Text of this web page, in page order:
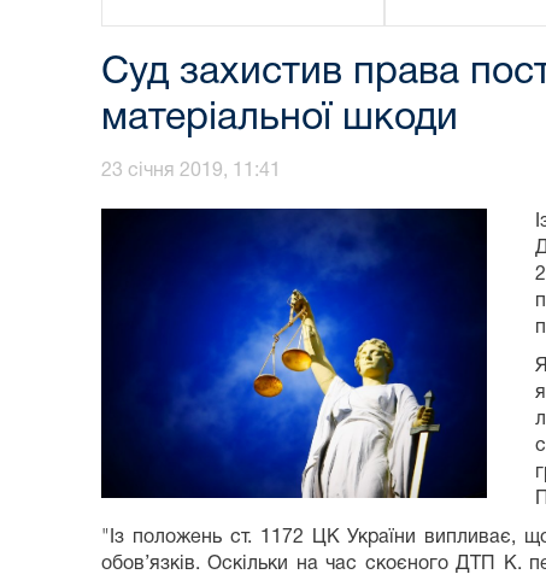
Суд захистив права
матеріальної шкоди
23 січня 2019, 11:41
"Із положень ст. 1172 ЦК України випливає,
обов’язків. Оскільки на час скоєного ДТП К.